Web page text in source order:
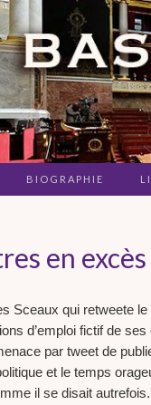
BIOGRAPHIE
en
Sceaux qui retweete
d’emploi fictif de
par tweet de
et le temps
il se disait